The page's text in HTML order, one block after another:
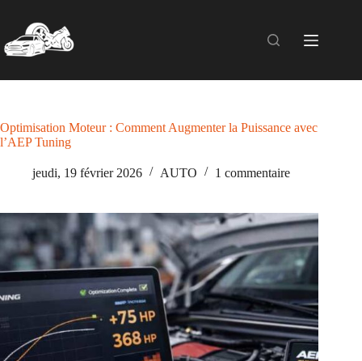
contenu
Optimisation Moteur : Comment Augmenter la Puissance avec
l’AEP Tuning
jeudi, 19 février 2026 AUTO 1 commentaire